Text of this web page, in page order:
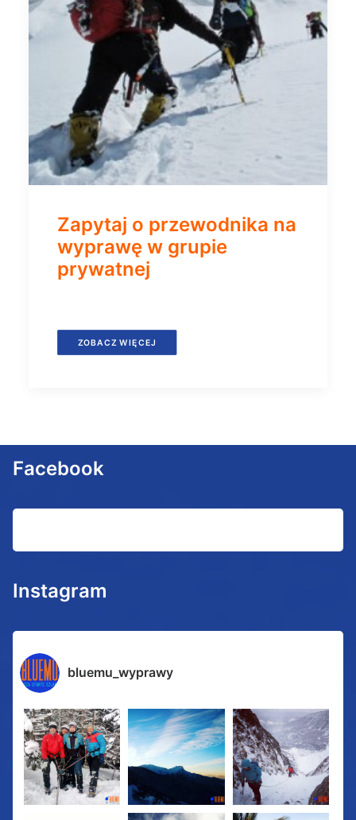
Zapytaj o przewodnika na
wyprawę w grupie
prywatnej
ZOBACZ WIĘCEJ
Facebook
Instagram
bluemu_wyprawy